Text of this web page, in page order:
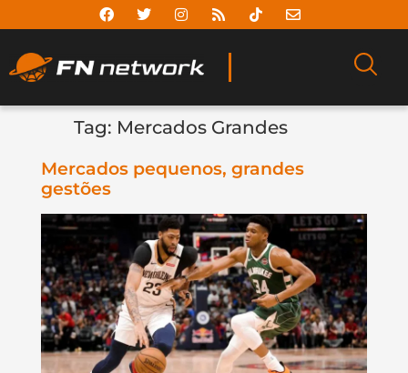
Tag: Mercados Grandes
Mercados pequenos, grandes
gestões